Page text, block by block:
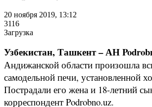
20 ноября 2019, 13:12
3116
Загрузка
Узбекистан, Ташкент – АН
Андижанской области произошла
самодельной печи, установленной
Пострадали его жена и 18-летний
корреспондент Podrobno.uz.